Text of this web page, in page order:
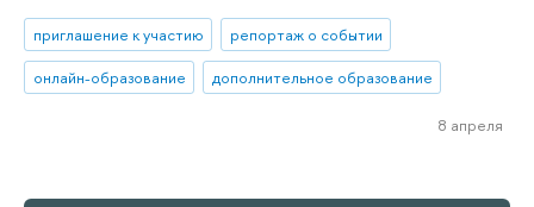
приглашение к участию
репортаж о событии
онлайн-образование
дополнительное образование
8 апреля